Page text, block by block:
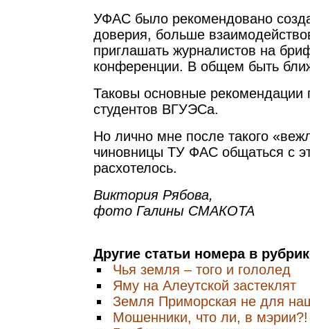
УФАС было рекомендовано
доверия, больше
приглашать журналистов на
конференции. В общем быть
Таковы основные рекомендации
студентов ВГУЭСа.
Но лично мне после такого
чиновницы ТУ ФАС общаться с
расхотелось.
Виктория Рябова,
фото Галины СМАКОТА
Другие статьи номера в
Чья земля – того и гололед
Яму на Алеутской застеклят
Земля Приморская не для
Мошенники, что ли, в мэрии?!